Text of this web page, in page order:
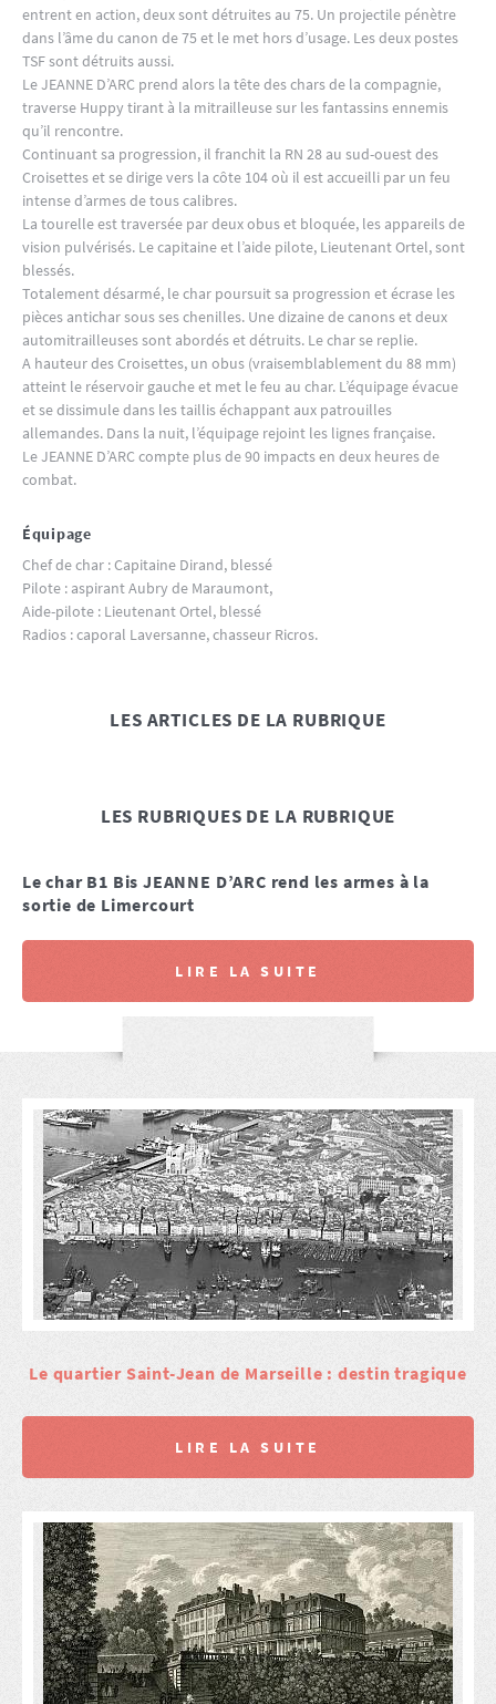
entrent en action, deux sont détruites au 75. Un projectile pénètre
dans l’âme du canon de 75 et le met hors d’usage. Les deux postes
TSF sont détruits aussi.
Le JEANNE D’ARC prend alors la tête des chars de la compagnie,
traverse Huppy tirant à la mitrailleuse sur les fantassins ennemis
qu’il rencontre.
Continuant sa progression, il franchit la RN 28 au sud-ouest des
Croisettes et se dirige vers la côte 104 où il est accueilli par un feu
intense d’armes de tous calibres.
La tourelle est traversée par deux obus et bloquée, les appareils de
vision pulvérisés. Le capitaine et l’aide pilote, Lieutenant Ortel, sont
blessés.
Totalement désarmé, le char poursuit sa progression et écrase les
pièces antichar sous ses chenilles. Une dizaine de canons et deux
automitrailleuses sont abordés et détruits. Le char se replie.
A hauteur des Croisettes, un obus (vraisemblablement du 88 mm)
atteint le réservoir gauche et met le feu au char. L’équipage évacue
et se dissimule dans les taillis échappant aux patrouilles
allemandes. Dans la nuit, l’équipage rejoint les lignes française.
Le JEANNE D’ARC compte plus de 90 impacts en deux heures de
combat.
Équipage
Chef de char : Capitaine Dirand, blessé
Pilote : aspirant Aubry de Maraumont,
Aide-pilote : Lieutenant Ortel, blessé
Radios : caporal Laversanne, chasseur Ricros.
LES ARTICLES DE LA RUBRIQUE
LES RUBRIQUES DE LA RUBRIQUE
Le char B1 Bis JEANNE D’ARC rend les armes à la
sortie de Limercourt
LIRE LA SUITE
Le quartier Saint-Jean de Marseille : destin tragique
LIRE LA SUITE